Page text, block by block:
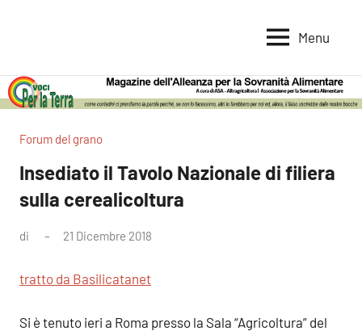
per
la
Terra
per
la
Alimentare
Menu
Forum del grano
Insediato il Tavolo Nazionale di filiera
sulla cerealicoltura
di 21 Dicembre 2018
tratto da Basilicatanet
Si è tenuto ieri a Roma presso la Sala “Agricoltura” del